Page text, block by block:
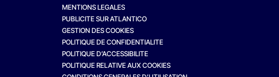
MENTIONS LEGALES
PUBLICITE SUR ATLANTICO
GESTION DES COOKIES
POLITIQUE DE CONFIDENTIALITE
POLITIQUE D’ACCESSIBILITE
POLITIQUE RELATIVE AUX COOKIES